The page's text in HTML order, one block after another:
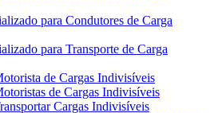
para Condutores de Carga
para Transporte de Carga
de Cargas Indivisíveis
de Cargas Indivisíveis
Cargas Indivisíveis